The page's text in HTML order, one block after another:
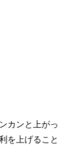
カンと上がっ
を上げること